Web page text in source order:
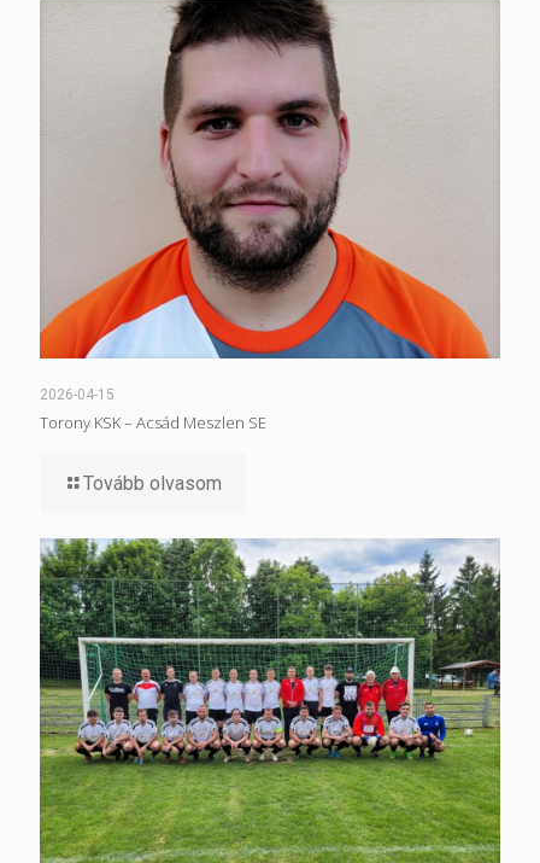
2026-04-15
Torony KSK – Acsád Meszlen SE
Tovább olvasom